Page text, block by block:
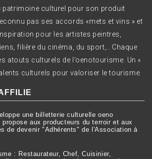
patrimoine culturel pour son produit
pas ses accords «mets et vins » et
pour les artistes peintres,
filière du cinéma, du sport,.. Chaque
atouts culturels de l’oenotourisme. Un «
culturels pour valoriser le tourisme.
une billetterie culturelle oeno
propose aux producteurs du terroir et aux
de devenir "Adhérents" de l'Association à
: Restaurateur, Chef, Cuisinier,